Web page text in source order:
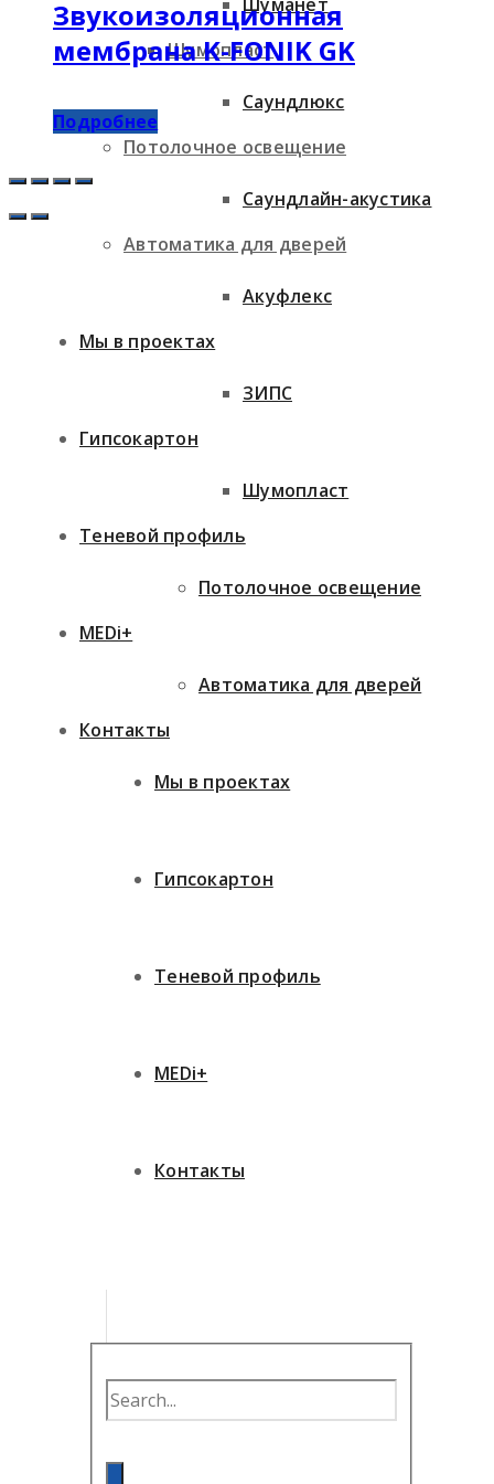
Шумопласт
Потолочное освещение
Автоматика для дверей
Мы в проектах
Гипсокартон
Теневой профиль
MEDi+
Контакты
Саундлюкс
Саундлайн-акустика
Акуфлекс
ЗИПС
Шумопласт
Потолочное освещение
Автоматика для дверей
Мы в проектах
Гипсокартон
Теневой профиль
MEDi+
Контакты
Звукоизоляционная
мембрана K-FONIK GK
Подробнее